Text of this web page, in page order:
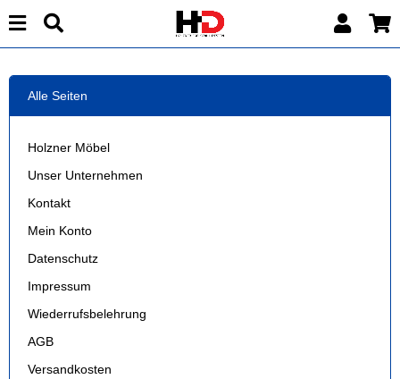
Alle Seiten
Holzner Möbel
Unser Unternehmen
Kontakt
Mein Konto
Datenschutz
Impressum
Wiederrufsbelehrung
AGB
Versandkosten